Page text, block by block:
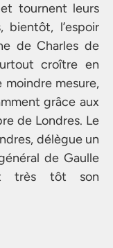
tournent leurs
bientôt, l’espoir
de Charles de
croître en
moindre mesure,
grâce aux
de Londres. Le
délègue un
de Gaulle
très tôt son